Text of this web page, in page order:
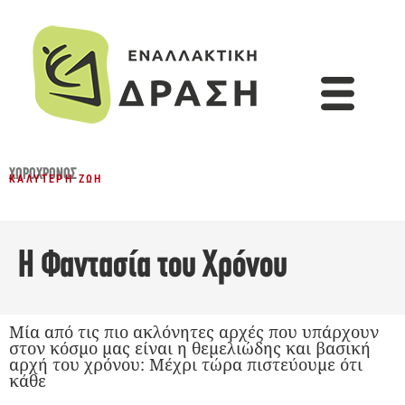
ΧΩΡΟΧΡΌΝΟΣ
ΚΑΛΎΤΕΡΗ ΖΩΉ
Η Φαντασία του Χρόνου
Μία από τις πιο ακλόνητες αρχές που υπάρχουν
στον κόσμο μας είναι η θεμελιώδης και βασική
αρχή του χρόνου: Μέχρι τώρα πιστεύουμε ότι
κάθε